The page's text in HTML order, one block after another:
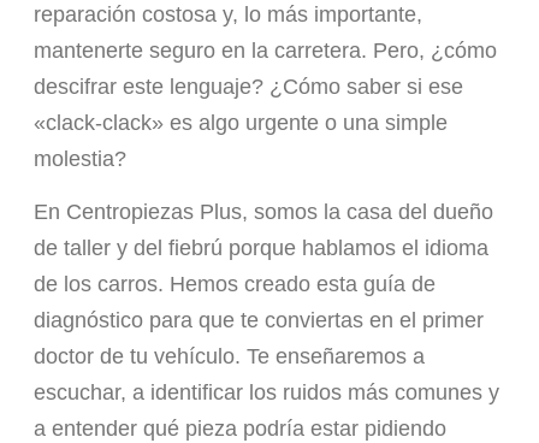
reparación costosa y, lo más importante,
mantenerte seguro en la carretera. Pero, ¿cómo
descifrar este lenguaje? ¿Cómo saber si ese
«clack-clack» es algo urgente o una simple
molestia?
En Centropiezas Plus, somos la casa del dueño
de taller y del fiebrú porque hablamos el idioma
de los carros. Hemos creado esta guía de
diagnóstico para que te conviertas en el primer
doctor de tu vehículo. Te enseñaremos a
escuchar, a identificar los ruidos más comunes y
a entender qué pieza podría estar pidiendo